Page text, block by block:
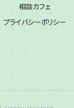
相談カフェ
プライバシーポリシー